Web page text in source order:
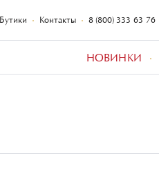
Бутики Контакты 8 (800) 333-63-76
НОВИНКИ